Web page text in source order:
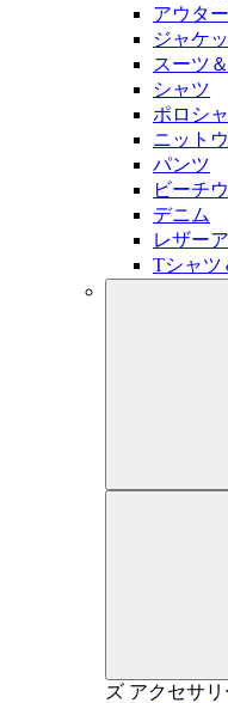
アウタ
ジャケ
スーツ
シャツ
ポロシ
ニット
パンツ
ビーチ
デニム
レザー
Tシャツ
ズ アクセサリ